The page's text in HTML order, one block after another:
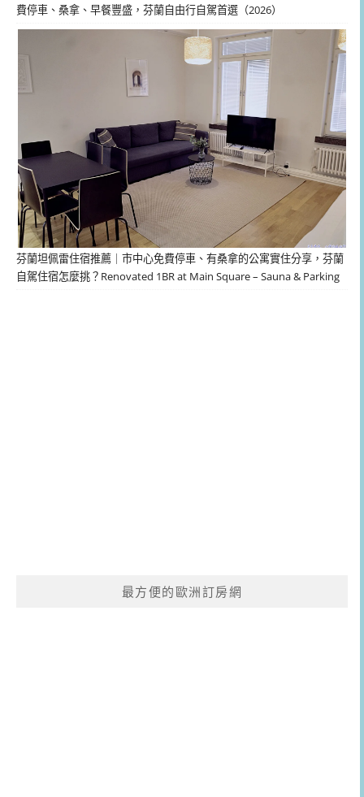
費停車、桑拿、早餐豐盛，芬蘭自由行自駕首選（2026）
芬蘭坦佩雷住宿推薦｜市中心免費停車、有桑拿的公寓實住分享，芬蘭
自駕住宿怎麼挑？Renovated 1BR at Main Square – Sauna & Parking
最方便的歐洲訂房網